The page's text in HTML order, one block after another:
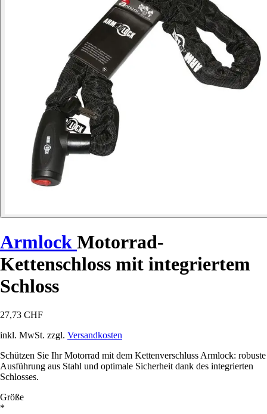
Armlock Motorrad-
Kettenschloss mit integriertem
Schloss
27,73 CHF
inkl. MwSt. zzgl. Versandkosten
Schützen Sie Ihr Motorrad mit dem Kettenverschluss Armlock: robuste
Ausführung aus Stahl und optimale Sicherheit dank des integrierten
Schlosses.
Größe
*